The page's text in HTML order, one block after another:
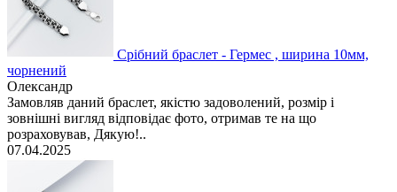
Срібний браслет - Гермес , ширина 10мм,
чорнений
Олександр
Замовляв даний браслет, якістю задоволений, розмір і
зовнішні вигляд відповідає фото, отримав те на що
розраховував, Дякую!..
07.04.2025